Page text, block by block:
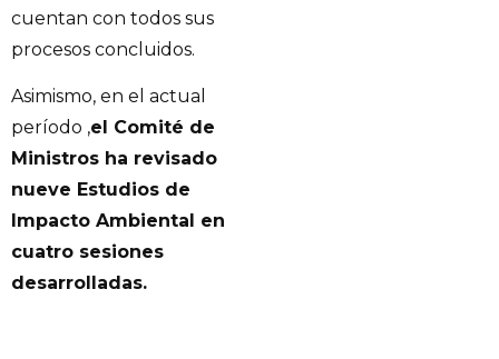
cuentan con todos sus
procesos concluidos.
Asimismo, en el actual
período ,el Comité de
Ministros ha revisado
nueve Estudios de
Impacto Ambiental en
cuatro sesiones
desarrolladas.